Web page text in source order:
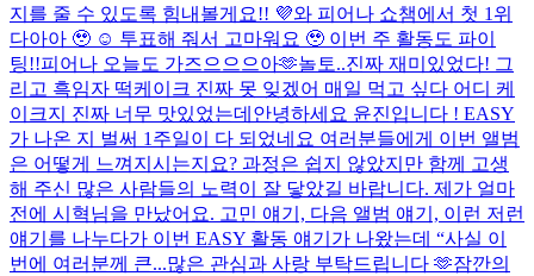
지를 줄 수 있도록 힘내볼게요!! 💜와 피어나 쇼챔에서 첫 1위
다아아 🥹 ☺️ 투표해 줘서 고마워요 🥹 이번 주 활동도 파이
팅!!피어나 오늘도 가즈으으으아🫶놀토..진짜 재미있었다! 그
리고 흑임자 떡케이크 진짜 못 잊겠어 매일 먹고 싶다 어디 케
이크지 진짜 너무 맛있었는데 안녕하세요 윤진입니다 ! EASY
가 나온 지 벌써 1주일이 다 되었네요 여러분들에게 이번 앨범
은 어떻게 느껴지시는지요? 과정은 쉽지 않았지만 함께 고생
해 주신 많은 사람들의 노력이 잘 닿았길 바랍니다. 제가 얼마
전에 시혁님을 만났어요. 고민 얘기, 다음 앨범 얘기, 이런 저런
얘기를 나누다가 이번 EASY 활동 얘기가 나왔는데 “사실 이
번에 여러분께 큰...많은 관심과 사랑 부탁드립니다 🫶잠깐의